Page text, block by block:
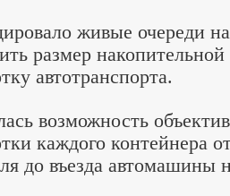
живые очереди
размер
автотранспорта.
возможность
каждого контейнера
до въезда автомашины